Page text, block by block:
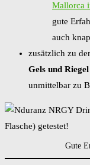
Mallorca
gute
auch
zusätzlich zu
Gels und Riegel
unmittelbar zu
Gute